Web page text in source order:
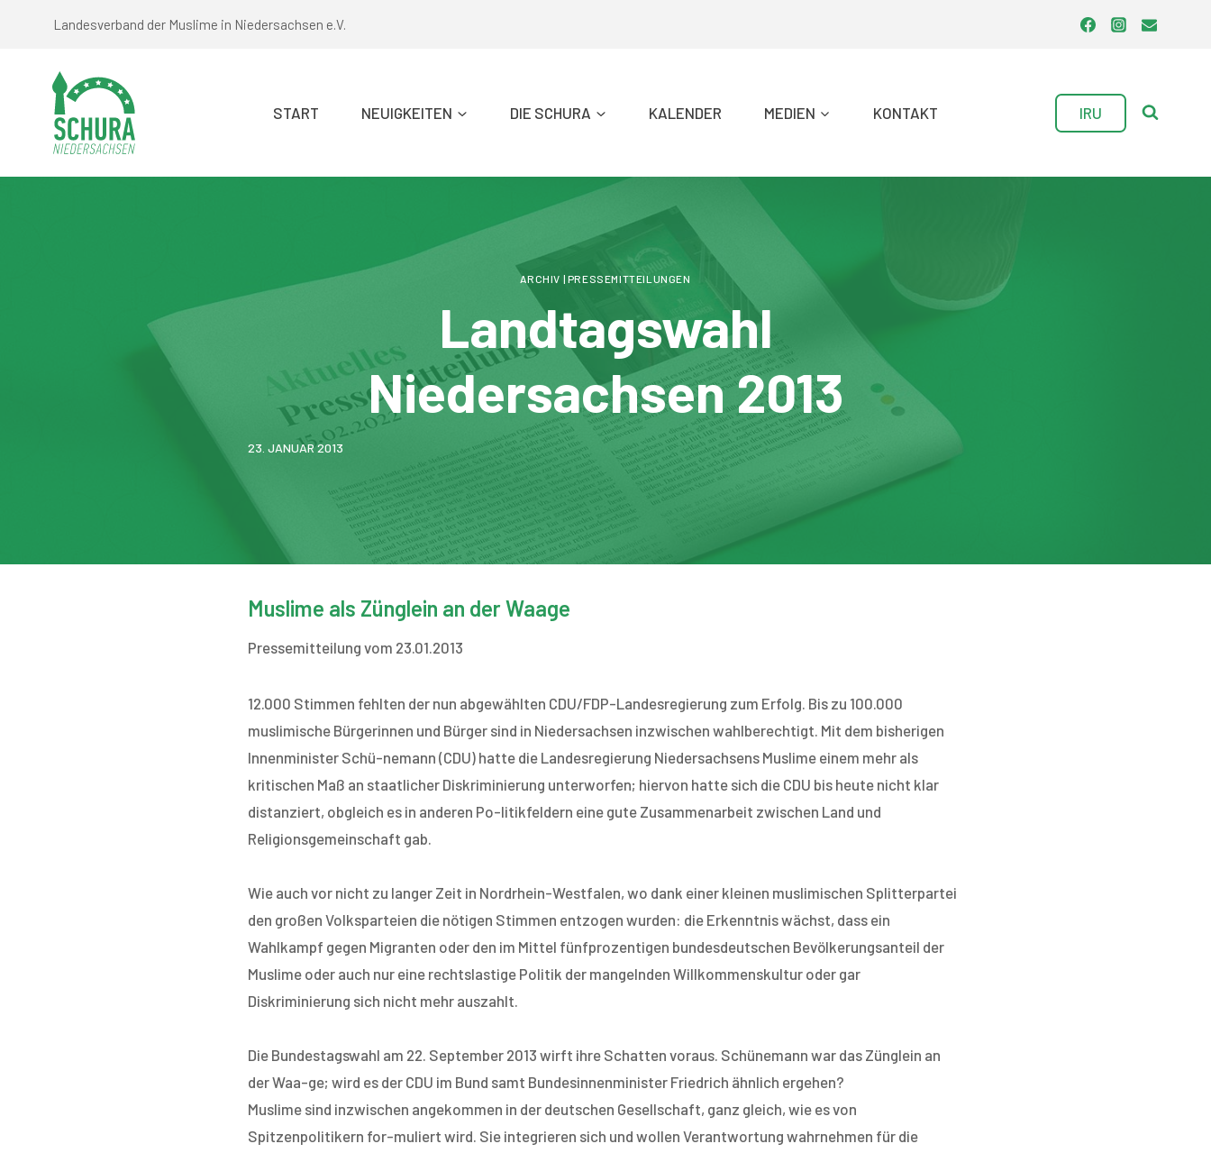
Landesverband der Muslime in Niedersachsen e.V.
START NEUIGKEITEN DIE SCHURA KALENDER MEDIEN KONTAKT IRU
ARCHIV | PRESSEMITTEILUNGEN
Landtagswahl
Niedersachsen 2013
23. JANUAR 2013
Muslime als Zünglein an der Waage
Pressemitteilung vom 23.01.2013
12.000 Stimmen fehlten der nun abgewählten CDU/FDP-Landesregierung zum Erfolg. Bis zu 100.000
muslimische Bürgerinnen und Bürger sind in Niedersachsen inzwischen wahlberechtigt. Mit dem bisherigen
Innenminister Schü-nemann (CDU) hatte die Landesregierung Niedersachsens Muslime einem mehr als
kritischen Maß an staatlicher Diskriminierung unterworfen; hiervon hatte sich die CDU bis heute nicht klar
distanziert, obgleich es in anderen Po-litikfeldern eine gute Zusammenarbeit zwischen Land und
Religionsgemeinschaft gab.
Wie auch vor nicht zu langer Zeit in Nordrhein-Westfalen, wo dank einer kleinen muslimischen Splitterpartei
den großen Volksparteien die nötigen Stimmen entzogen wurden: die Erkenntnis wächst, dass ein
Wahlkampf gegen Migranten oder den im Mittel fünfprozentigen bundesdeutschen Bevölkerungsanteil der
Muslime oder auch nur eine rechtslastige Politik der mangelnden Willkommenskultur oder gar
Diskriminierung sich nicht mehr auszahlt.
Die Bundestagswahl am 22. September 2013 wirft ihre Schatten voraus. Schünemann war das Zünglein an
der Waa-ge; wird es der CDU im Bund samt Bundesinnenminister Friedrich ähnlich ergehen?
Muslime sind inzwischen angekommen in der deutschen Gesellschaft, ganz gleich, wie es von
Spitzenpolitikern for-muliert wird. Sie integrieren sich und wollen Verantwortung wahrnehmen für die